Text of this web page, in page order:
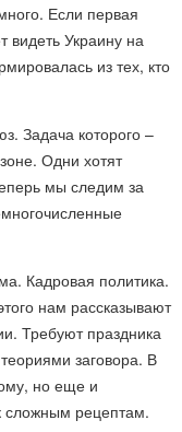
Если первая
видеть Украину на
из тех, кто
Задача которого –
Одни хотят
мы следим за
Кадровая политика.
нам рассказывают
Требуют праздника
заговора. В
но еще и
сложным рецептам.